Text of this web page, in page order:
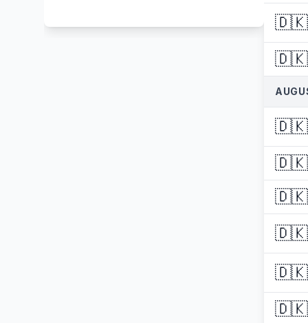
🇩🇰
🇩🇰
🇩🇰
🇩🇰
🇩🇰
🇩🇰
🇩🇰
🇩🇰